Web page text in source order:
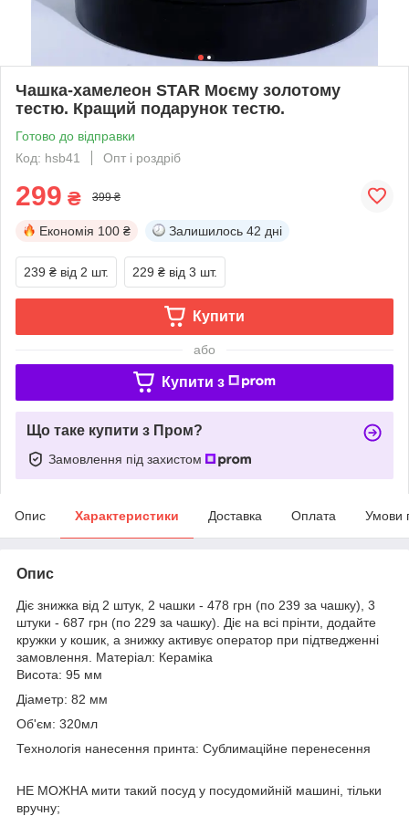
Чашка-хамелеон STAR Моєму золотому
тестю. Кращий подарунок тестю.
Готово до відправки
Код: hsb41
Опт і роздріб
299 ₴ 399 ₴
Економія 100 ₴ Залишилось 42 дні
239 ₴ від 2 шт. 229 ₴ від 3 шт.
Купити
або
Купити з
Що таке купити з Пром?
Замовлення під захистом
Опис Характеристики Доставка Оплата Умови
Опис
Діє знижка від 2 штук, 2 чашки - 478 грн (по 239 за чашку), 3
штуки - 687 грн (по 229 за чашку). Діє на всі прінти, додайте
кружки у кошик, а знижку активує оператор при підтведженні
замовлення. Матеріал: Кераміка
Висота: 95 мм
Діаметр: 82 мм
Об'єм: 320мл
Технологія нанесення принта: Сублимаційне перенесення
НЕ МОЖНА мити такий посуд у посудомийній машині, тільки
вручну;